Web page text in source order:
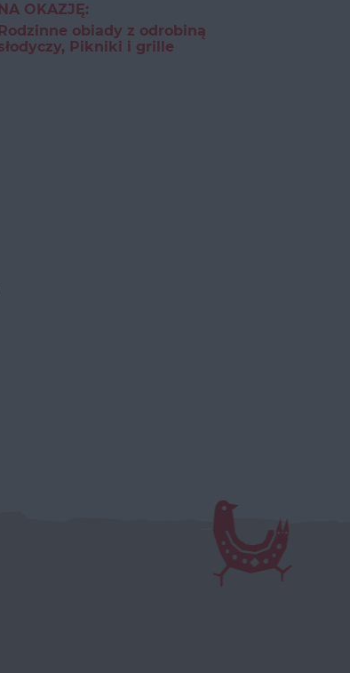
NA OKAZJĘ:
Rodzinne obiady z odrobiną
Pikniki i grille